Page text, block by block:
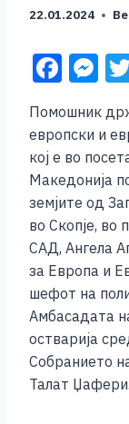
22.01.2024
F
c
e
b
o
o
k
M
ss
e
n
g
er
Помошник
европски и
кој е во
Македонија
земјите од
во Скопје,
САД, Ангела
за Европа и
шефот на
Амбасадата
остварија
Собранието
Талат Џафери.